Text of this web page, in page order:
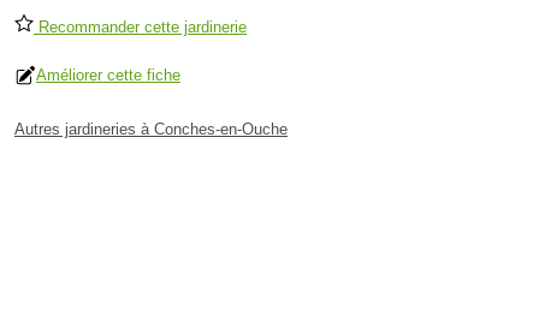
Recommander cette jardinerie
Améliorer cette fiche
Autres jardineries à Conches-en-Ouche